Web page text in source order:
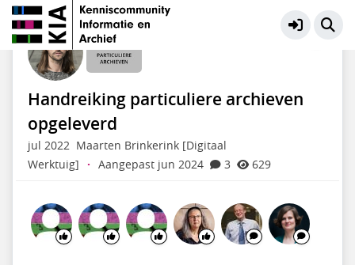
Particuliere Archieven
Handreiking particuliere archieven
opgeleverd
jul 2022 Maarten Brinkerink [Digitaal
Werktuig]
· Aangepast jun 2024 3 629